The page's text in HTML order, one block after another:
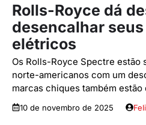
Rolls-Royce dá
desencalhar
elétricos
Os Rolls-Royce Spectre estão
norte-americanos com um
marcas chiques também estão
10 de novembro de 2025